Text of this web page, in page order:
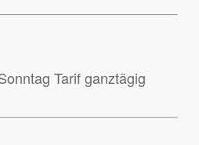
Tarif ganztägig